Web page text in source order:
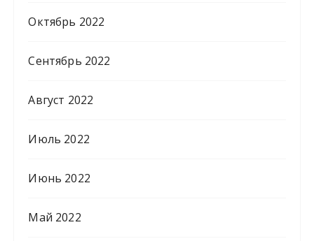
Октябрь 2022
Сентябрь 2022
Август 2022
Июль 2022
Июнь 2022
Май 2022